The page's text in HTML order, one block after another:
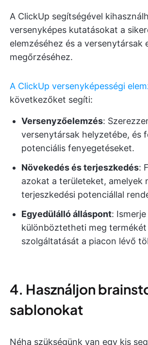
A ClickUp segítségével
versenyképes kutatásokat a
elemzéséhez és a versenytársak
megőrzéséhez.
A ClickUp versenyképességi
következőket segíti:
Versenyzőelemzés:
versenytársak helyzetébe, és
potenciális fenyegetéseket.
Növekedés és terjeszkedés:
azokat a területeket, amelyek
terjeszkedési potenciállal
Egyedülálló álláspont:
különböztetheti meg
szolgáltatását a piacon lévő
4. Használjon
sablonokat
Néha szükségünk van egy kis